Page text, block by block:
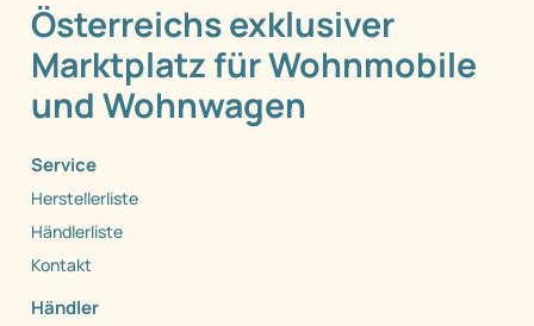
Österreichs exklusiver
Marktplatz für Wohnmobile
und Wohnwagen
Service
Herstellerliste
Händlerliste
Kontakt
Händler